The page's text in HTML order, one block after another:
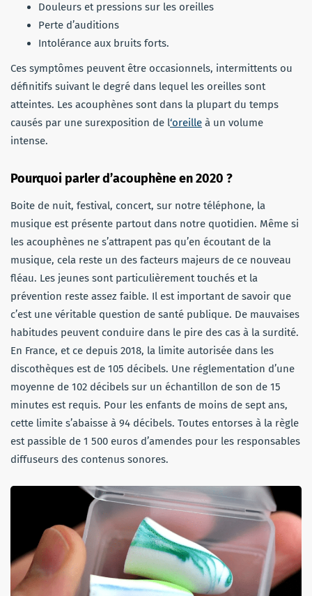
Douleurs et pressions sur les oreilles
Perte d’auditions
Intolérance aux bruits forts.
Ces symptômes peuvent être occasionnels, intermittents ou
définitifs suivant le degré dans lequel les oreilles sont
atteintes. Les acouphènes sont dans la plupart du temps
causés par une surexposition de l‘oreille à un volume
intense.
Pourquoi parler d’acouphène en 2020 ?
Boite de nuit, festival, concert, sur notre téléphone, la
musique est présente partout dans notre quotidien. Même si
les acouphènes ne s’attrapent pas qu’en écoutant de la
musique, cela reste un des facteurs majeurs de ce nouveau
fléau. Les jeunes sont particulièrement touchés et la
prévention reste assez faible. Il est important de savoir que
c’est une véritable question de santé publique. De mauvaises
habitudes peuvent conduire dans le pire des cas à la surdité.
En France, et ce depuis 2018, la limite autorisée dans les
discothèques est de 105 décibels. Une réglementation d’une
moyenne de 102 décibels sur un échantillon de son de 15
minutes est requis. Pour les enfants de moins de sept ans,
cette limite s’abaisse à 94 décibels. Toutes entorses à la règle
est passible de 1 500 euros d’amendes pour les responsables
diffuseurs des contenus sonores.